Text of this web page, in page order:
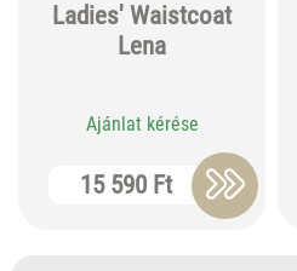
Ladies' Waistcoat
Lena
Ajánlat kérése
15 590 Ft